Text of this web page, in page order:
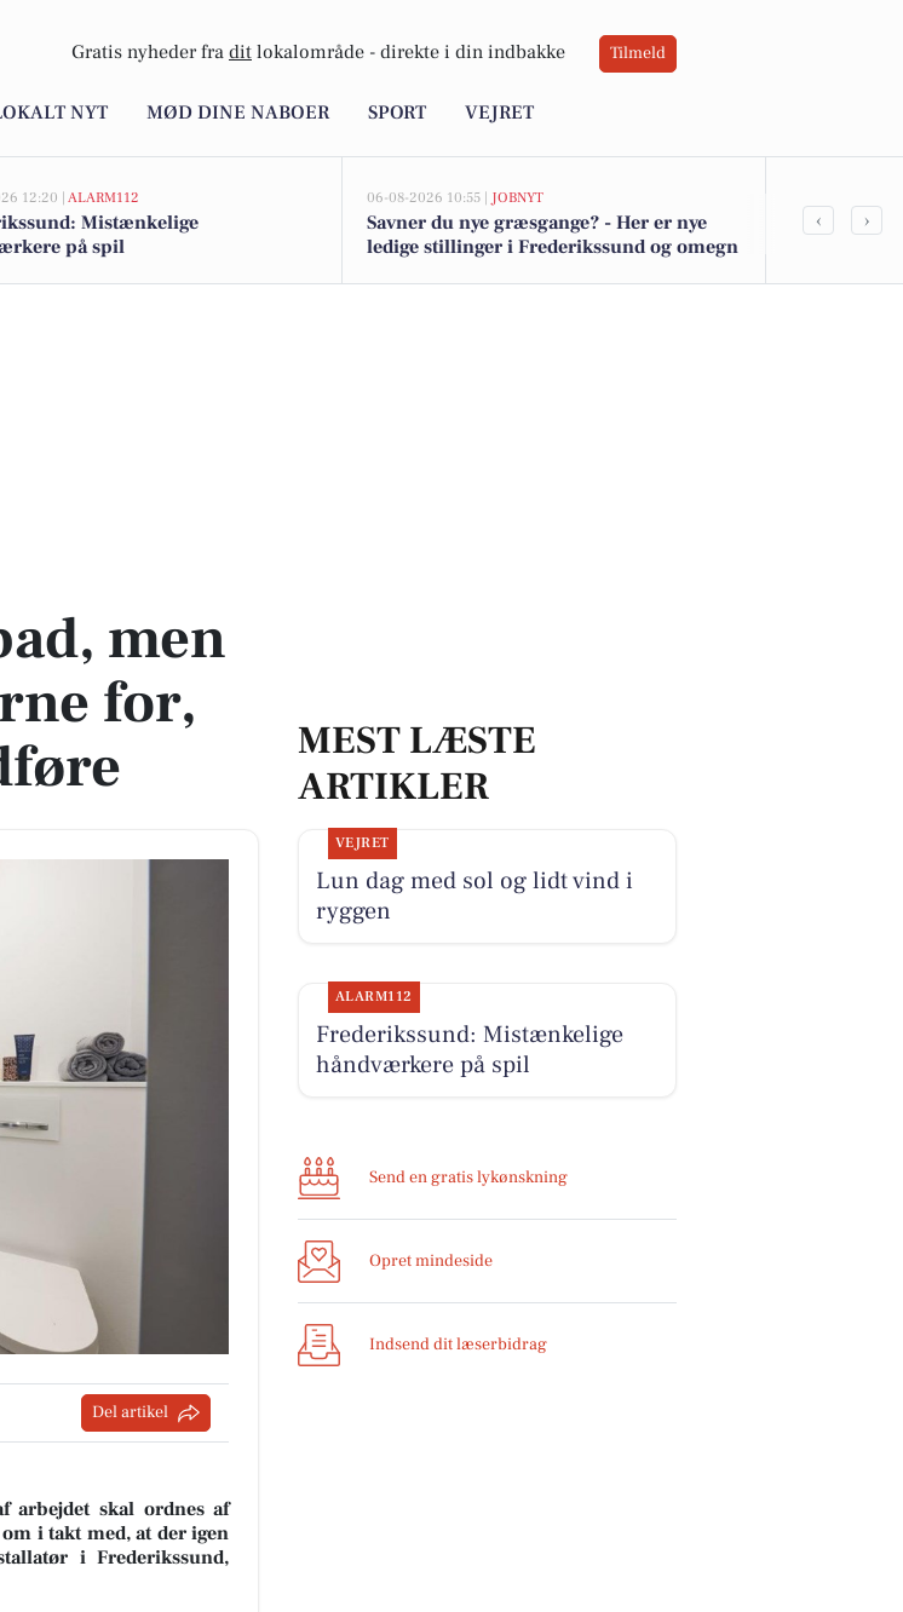
Gratis nyheder fra dit lokalområde - direkte i din indbakke Tilmeld
NYT MØD DINE NABOER SPORT VEJRET
12:20 | ALARM112
Mistænkelige
på spil
06-08-2026 10:55 | JOBNYT
Savner du nye græsgange? - Her er nye
ledige stillinger i Frederikssund og omegn
Top 6 over
‹ ›
må udføre
men
for,
Del artikel
arbejdet skal ordnes af
i takt med, at der igen
i Frederikssund,
MEST LÆSTE
ARTIKLER
VEJRET
Lun dag med sol og lidt vind i
ryggen
ALARM112
Frederikssund: Mistænkelige
håndværkere på spil
Send en gratis lykønskning
Opret mindeside
Indsend dit læserbidrag